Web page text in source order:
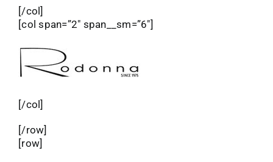
[/col]
[col span=”2″ span__sm=”6″]
[/col]
[/row]
[row]